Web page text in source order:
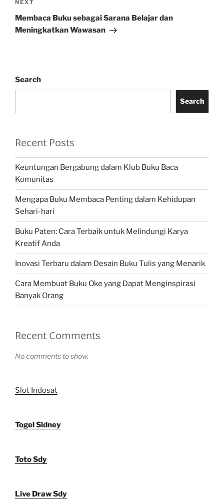
Next
Post
NEXT
Membaca Buku sebagai Sarana Belajar dan
Meningkatkan Wawasan
Search
Search
Recent Posts
Keuntungan Bergabung dalam Klub Buku Baca
Komunitas
Mengapa Buku Membaca Penting dalam Kehidupan
Sehari-hari
Buku Paten: Cara Terbaik untuk Melindungi Karya
Kreatif Anda
Inovasi Terbaru dalam Desain Buku Tulis yang Menarik
Cara Membuat Buku Oke yang Dapat Menginspirasi
Banyak Orang
Recent Comments
No comments to show.
Slot Indosat
Togel Sidney
Toto Sdy
Live Draw Sdy